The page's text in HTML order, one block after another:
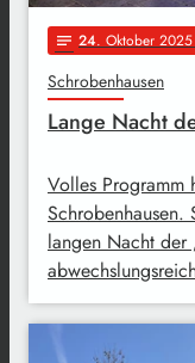
notes 24. Oktober
Schrobenhausen
Lange Nacht
Volles Programm
Schrobenhausen.
langen Nacht